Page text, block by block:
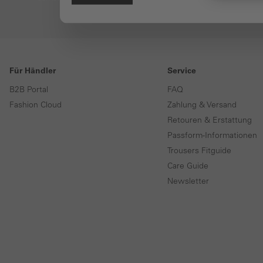
Für Händler
B2B Portal
Fashion Cloud
Service
FAQ
Zahlung & Versand
Retouren & Erstattung
Passform-Informationen
Trousers Fitguide
Care Guide
Newsletter